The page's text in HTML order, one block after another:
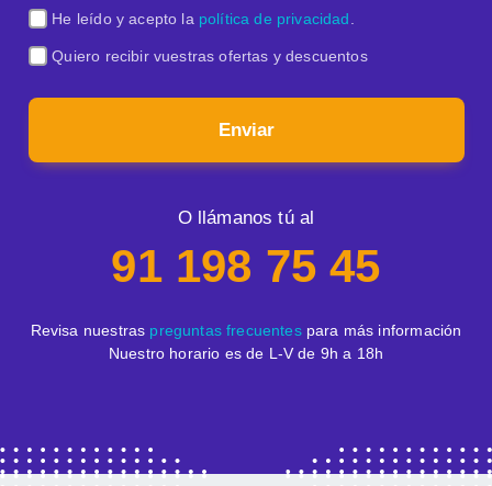
He leído y acepto la política de privacidad.
Quiero recibir vuestras ofertas y descuentos
Enviar
O llámanos tú al
91 198 75 45
Revisa nuestras preguntas frecuentespara más información
Nuestro horario es de L-V de 9h a 18h